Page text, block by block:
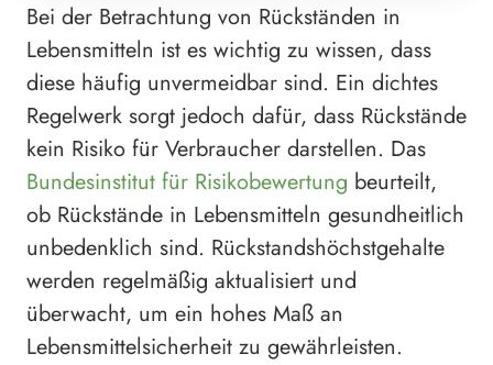
Bei der Betrachtung von Rückständen in
Lebensmitteln ist es wichtig zu wissen, dass
diese häufig unvermeidbar sind. Ein dichtes
Regelwerk sorgt jedoch dafür, dass Rückstände
kein Risiko für Verbraucher darstellen. Das
Bundesinstitut für Risikobewertung beurteilt,
ob Rückstände in Lebensmitteln gesundheitlich
unbedenklich sind. Rückstandshöchstgehalte
werden regelmäßig aktualisiert und
überwacht, um ein hohes Maß an
Lebensmittelsicherheit zu gewährleisten.